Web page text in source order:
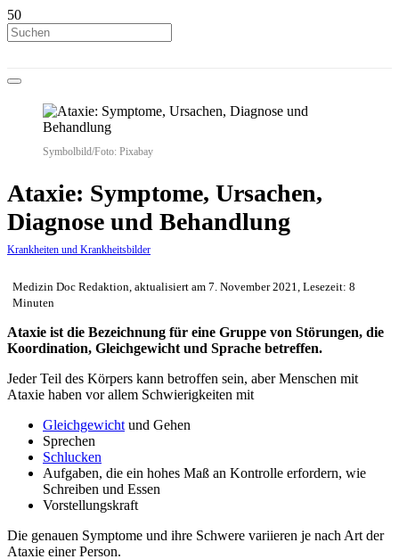
Symbolbild/Foto: Pixabay
Ataxie: Symptome, Ursachen,
Diagnose und Behandlung
Krankheiten und Krankheitsbilder
Medizin Doc Redaktion, aktualisiert am 7. November 2021, Lesezeit: 8
Minuten
Ataxie ist die Bezeichnung für eine Gruppe von Störungen, die
Koordination, Gleichgewicht und Sprache betreffen.
Jeder Teil des Körpers kann betroffen sein, aber Menschen mit
Ataxie haben vor allem Schwierigkeiten mit
Gleichgewicht und Gehen
Sprechen
Schlucken
Aufgaben, die ein hohes Maß an Kontrolle erfordern, wie
Schreiben und Essen
Vorstellungskraft
Die genauen Symptome und ihre Schwere variieren je nach Art der
Ataxie einer Person.